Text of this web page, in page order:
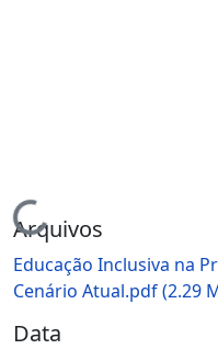
Carregando...
Arquivos
Educação Inclusiva na
Cenário Atual.pdf(2.29
Data